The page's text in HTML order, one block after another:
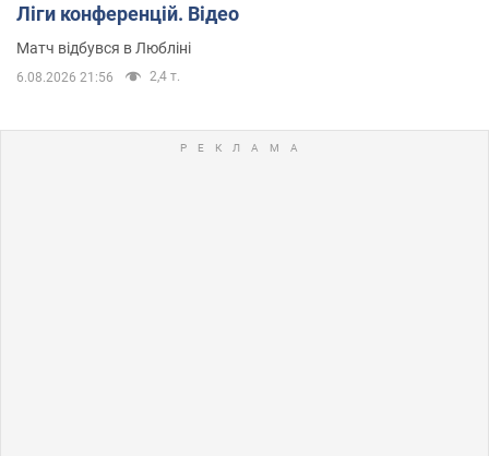
Ліги конференцій. Відео
Матч відбувся в Любліні
6.08.2026 21:56 2,4 т.